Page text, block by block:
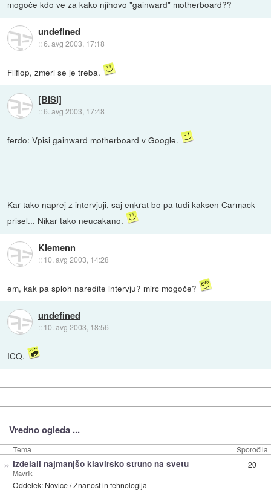
mogoče kdo ve za kako njihovo "gainward" motherboard??
undefined
::6. avg 2003, 17:18
Fliflop, zmeri se je treba.
[BISI]
::6. avg 2003, 17:48
ferdo: Vpisi gainward motherboard v Google.
Kar tako naprej z intervjuji, saj enkrat bo pa tudi kaksen Carmack
prisel... Nikar tako neucakano.
Klemenn
:: 10. avg 2003, 14:28
em, kak pa sploh naredite intervju? mirc mogoče?
undefined
:: 10. avg 2003, 18:56
ICQ.
Vredno ogleda ...
Tema Sporočila
» Izdelali najmanjšo klavirsko struno na svetu
Mavrik
Oddelek: Novice/Znanost in tehnologija
20